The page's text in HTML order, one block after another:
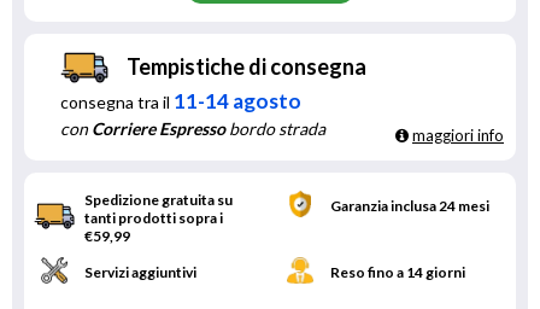
Tempistiche di consegna
consegna tra il 11-14 agosto
conCorriere Espressobordo strada maggiori info
Spedizione gratuita su
tanti prodotti sopra i
€59,99
Garanzia inclusa 24 mesi
Servizi aggiuntivi Reso fino a 14 giorni